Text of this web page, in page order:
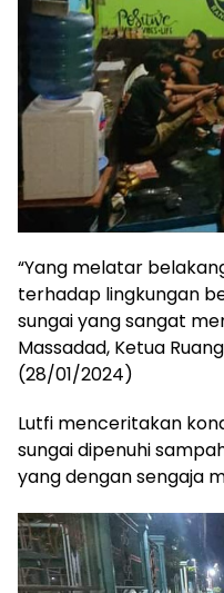
“Yang melatar
terhadap lingkungan
sungai yang sangat
Massadad, Ketua
(28/01/2024)
Lutfi menceritakan
sungai dipenuhi
yang dengan sengaja